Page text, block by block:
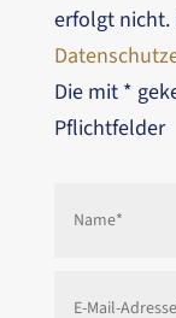
erfolgt nicht.
Die mit *
Pflichtfelder